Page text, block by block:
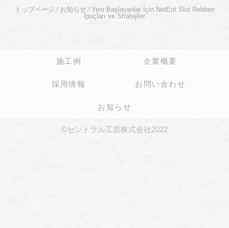
トップページ ⁄ お知らせ⁄Yeni Başlayanlar İçin NetEnt Slot Rehberi
İpuçları ve Stratejiler
施工例 企業概要
採用情報 お問い合わせ
お知らせ
©セントラル工芸株式会社2022